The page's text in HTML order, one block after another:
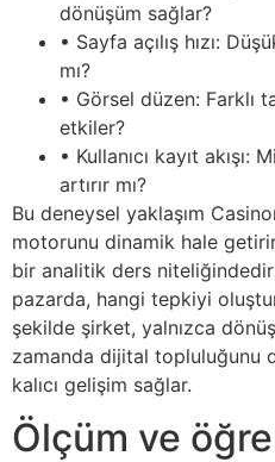
dönüşüm sağlar?
• Sayfa açılış hızı:
mı?
• Görsel düzen: Farklı
etkiler?
• Kullanıcı kayıt
artırır mı?
Bu deneysel yaklaşım
motorunu dinamik hale
bir analitik ders
pazarda, hangi tepkiyi
şekilde şirket, yalnızca
zamanda dijital topluluğunu
kalıcı gelişim sağlar.
Ölçüm ve